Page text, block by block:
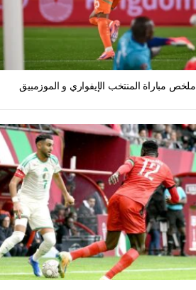
ملخص مباراة المنتخب الإيفواري و الموزمبيق